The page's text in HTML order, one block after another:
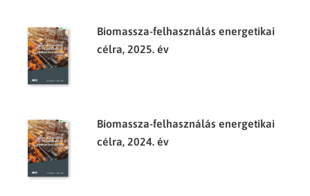
Biomassza-felhasználás energetikai
célra, 2025. év
Biomassza-felhasználás energetikai
célra, 2024. év